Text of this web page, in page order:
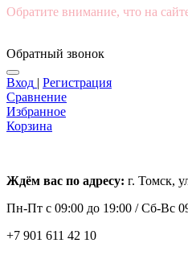
Обратите внимание, что на
Обратный звонок
Вход | Регистрация
Сравнение
Избранное
Корзина
Ждём вас по адресу: г. Томск,
Пн-Пт с 09:00 до 19:00 /Сб-Вс
+7 901 611 42 10